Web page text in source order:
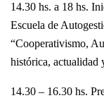
14.30 hs. a 18 hs.
Escuela de
“Cooperativismo,
histórica, actualidad
14.30 – 16.30 hs.